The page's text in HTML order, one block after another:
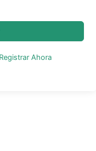
Registrar Ahora